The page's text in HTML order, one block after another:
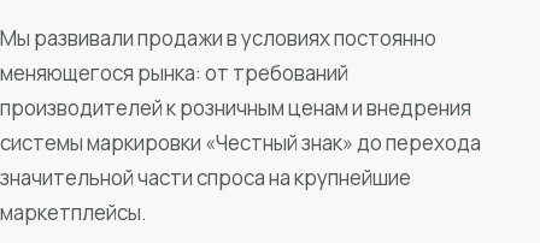
Мы развивали продажи в условиях постоянно
меняющегося рынка: от требований
производителей к розничным ценам и внедрения
системы маркировки «Честный знак» до перехода
значительной части спроса на крупнейшие
маркетплейсы.